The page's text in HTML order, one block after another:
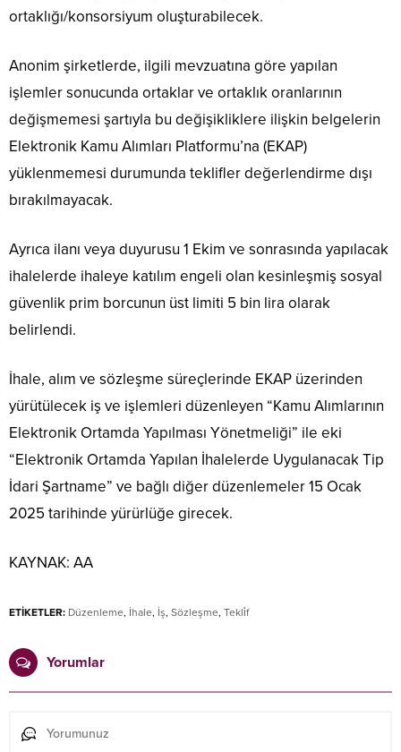
ortaklığı/konsorsiyum oluşturabilecek.
Anonim şirketlerde, ilgili mevzuatına göre yapılan
işlemler sonucunda ortaklar ve ortaklık oranlarının
değişmemesi şartıyla bu değişikliklere ilişkin belgelerin
Elektronik Kamu Alımları Platformu’na (EKAP)
yüklenmemesi durumunda teklifler değerlendirme dışı
bırakılmayacak.
Ayrıca ilanı veya duyurusu 1 Ekim ve sonrasında yapılacak
ihalelerde ihaleye katılım engeli olan kesinleşmiş sosyal
güvenlik prim borcunun üst limiti 5 bin lira olarak
belirlendi.
İhale, alım ve sözleşme süreçlerinde EKAP üzerinden
yürütülecek iş ve işlemleri düzenleyen “Kamu Alımlarının
Elektronik Ortamda Yapılması Yönetmeliği” ile eki
“Elektronik Ortamda Yapılan İhalelerde Uygulanacak Tip
İdari Şartname” ve bağlı diğer düzenlemeler 15 Ocak
2025 tarihinde yürürlüğe girecek.
KAYNAK: AA
ETİKETLER: Düzenleme, İhale, İş, Sözleşme, Tekli̇f
Yorumlar